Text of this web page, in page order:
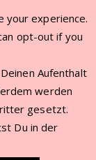
your experience.
opt-out if you
Aufenthalt
werden
gesetzt.
Du in der